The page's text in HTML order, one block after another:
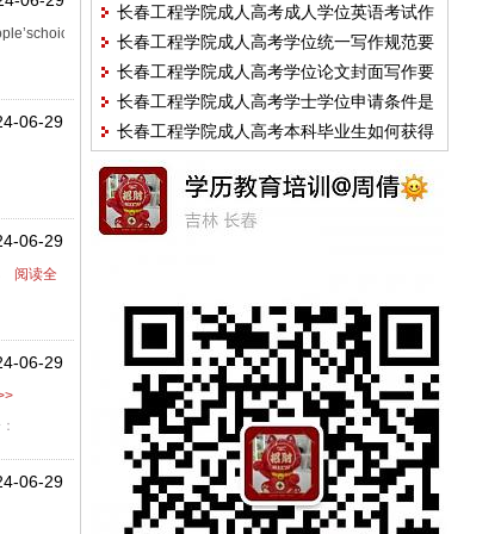
06-29
06-29
阅读全
06-29
06-29
长春工程学院成人高考成人学位英语考试作
文范文：中国礼物
长春工程学院成人高考学位统一写作规范要
求
长春工程学院成人高考学位论文封面写作要
求
长春工程学院成人高考学士学位申请条件是
什么？
长春工程学院成人高考本科毕业生如何获得
学位证书